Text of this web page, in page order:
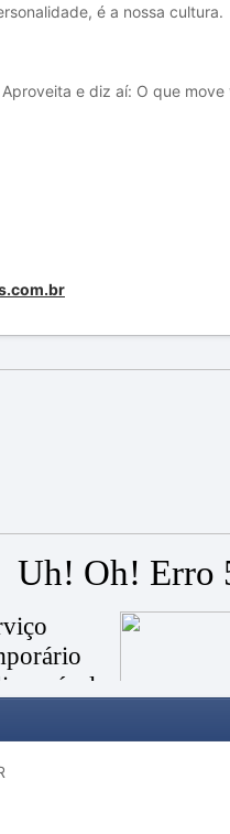
é a nossa cultura.
e diz aí: O que move